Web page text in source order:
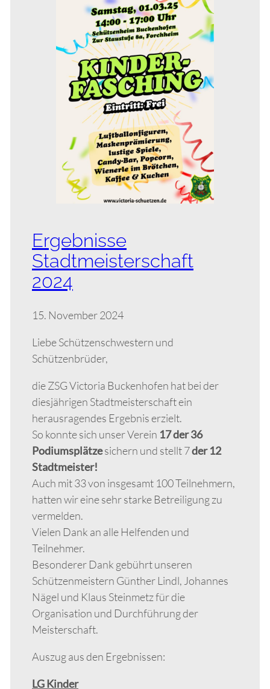
Ergebnisse
Stadtmeisterschaft
2024
15. November 2024
Liebe Schützenschwestern und
Schützenbrüder,
die ZSG Victoria Buckenhofen hat bei der
diesjährigen Stadtmeisterschaft ein
herausragendes Ergebnis erzielt.
So konnte sich unser Verein 17 der 36
Podiumsplätzesichern und stellt 7der 12
Stadtmeister!
Auch mit 33 von insgesamt 100 Teilnehmern,
hatten wir eine sehr starke Betreiligung zu
vermelden.
Vielen Dank an alle Helfenden und
Teilnehmer.
Besonderer Dank gebührt unseren
Schützenmeistern Günther Lindl, Johannes
Nägel und Klaus Steinmetz für die
Organisation und Durchführung der
Meisterschaft.
Auszug aus den Ergebnissen:
LG Kinder